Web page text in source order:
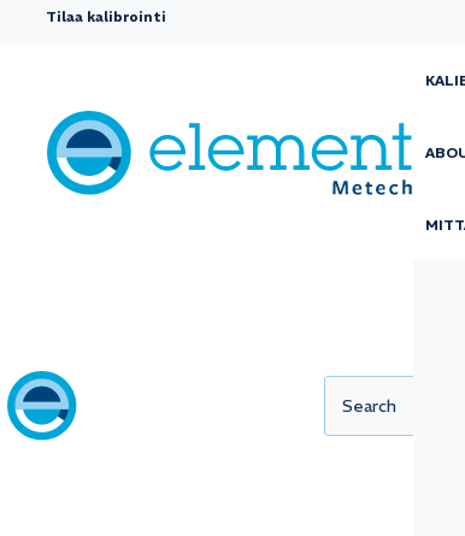
Tilaa kalibrointi
tarkkuuden